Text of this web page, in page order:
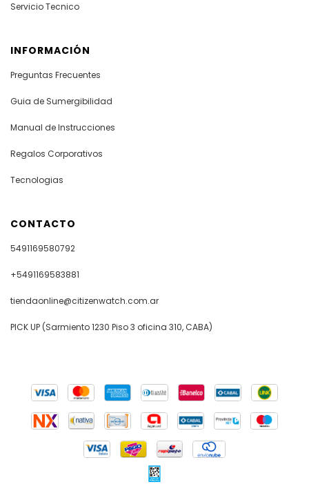
Servicio Tecnico
INFORMACIÓN
Preguntas Frecuentes
Guia de Sumergibilidad
Manual de Instrucciones
Regalos Corporativos
Tecnologias
CONTACTO
5491169580792
+5491169583881
tiendaonline@citizenwatch.com.ar
PICK UP (Sarmiento 1230 Piso 3 oficina 310, CABA)